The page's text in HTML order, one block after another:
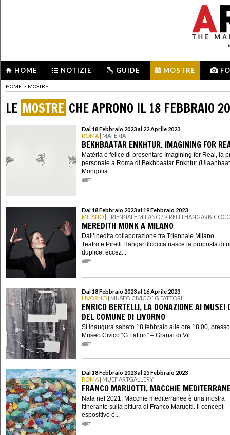
HOME NOTIZIE GUIDE MOSTRE
HOME > MOSTRE
LE MOSTRE CHE APRONO IL 18 FEBBRAIO
Dal 18 Febbraio 2023 al 22 Aprile 2023
ROMA | MATÈRIA
BEKHBAATAR ENKHTUR. IMAGINING FOR
Matèria è felice di presentare Imagining for Real, la
personale a Roma di Bekhbaatar Enkhtur
Mongolia...
Dal 18 Febbraio 2023 al 19 Febbraio 2023
MILANO | TRIENNALE MILANO / PIRELLI
MEREDITH MONK A MILANO
Dall’inedita collaborazione tra Triennale Milano
Teatro e Pirelli HangarBicocca nasce la proposta di
duplice, eccez...
Dal 18 Febbraio 2023 al 16 Aprile 2023
LIVORNO | MUSEO CIVICO “G.FATTORI”
ENRICO BERTELLI. LA DONAZIONE AI MUSEI
DEL COMUNE DI LIVORNO
Si inaugura sabato 18 febbraio alle ore 18.00,
Museo Civico “G.Fattori” – Granai di Vil...
Dal 18 Febbraio 2023 al 25 Febbraio 2023
ROMA | MUEF ARTGALLERY
FRANCO MARUOTTI. MACCHIE
Nata nel 2021, Macchie mediterranee è una mostra
itinerante sulla pittura di Franco Maruotti. Il concept
espositivo è...